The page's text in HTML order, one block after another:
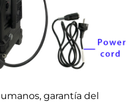
garantía del